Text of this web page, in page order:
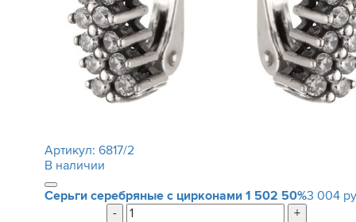
Артикул: 6817/2
В наличии
Серьги серебряные с цирконами 1 502 50%3 004
-
+